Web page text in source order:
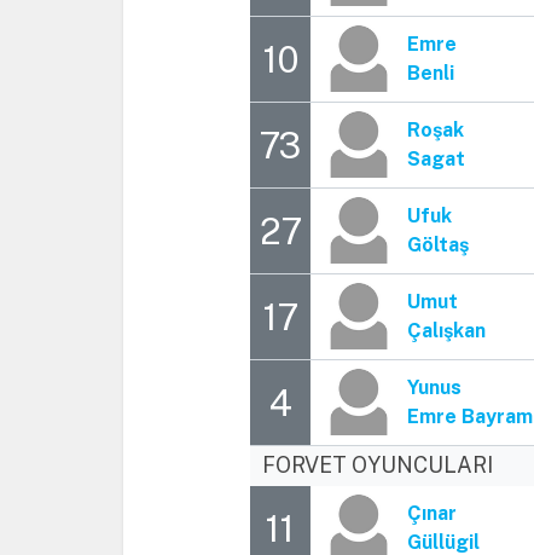
10
Emre
Benli
73
Roşak
Sagat
27
Ufuk
Göltaş
17
Umut
Çalışkan
4
Yunus
Emre Bayram
FORVET OYUNCULARI
11
Çınar
Güllügil